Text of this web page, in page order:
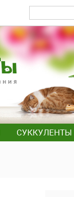
СУККУЛЕНТЫ